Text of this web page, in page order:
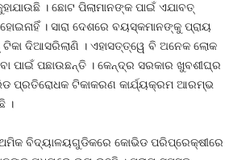
। ଛୋଟ ପିଲାମାନଙ୍କ ପାଇଁ ଏଯାବତ୍‍
। ସାରା ଦେଶରେ ବୟସ୍କମାନଙ୍କୁ ପ୍ରାୟ
ଦିଆସରିଲାଣି । ଏହାସତ୍ତ୍ୱେ ବି ଅନେକ ଲୋକ
ପାଇଁ ପଛାଉଛନ୍ତି । କେନ୍ଦ୍ର ସରକାର ଖୁବଶୀଘ୍ର
ପ୍ରତିରୋଧକ ଟିକାକରଣ କାର୍ଯ୍ୟକ୍ରମ ଆରମ୍ଭ
।
ବିଦ୍ୟାଳୟଗୁଡିକରେ କୋଭିଡ ପରିପ୍ରେକ୍ଷୀରେ